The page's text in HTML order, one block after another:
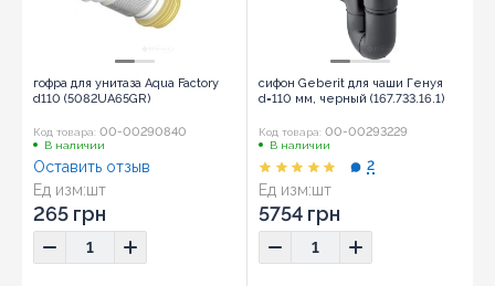
гофра для унитаза Aqua Factory
d110 (5082UA65GR)
Код товара: 00-00290840
В наличии
Ед изм:шт
Оставить отзыв
265 грн
сифон Geberit для чаши Генуя
d=110 мм, черный (167.733.16.1)
Код товара: 00-00293229
В наличии
Ед изм:шт
2
5754 грн